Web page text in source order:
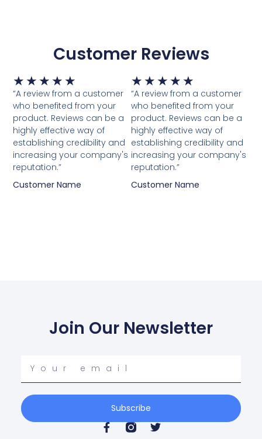
Customer Reviews
★ ★ ★ ★ ★ Waardering
5
van
5
“A review from a customer
who benefited from your
product. Reviews can be a
highly effective way of
establishing credibility and
increasing your company's
reputation.”
Customer Name
★ ★ ★ ★ ★
5
van
5
“A review from a customer
who benefited from your
product. Reviews can be a
highly effective way of
establishing credibility and
increasing your company's
reputation.”
Customer Name
Join Our Newsletter
email
Subscribe
F
T